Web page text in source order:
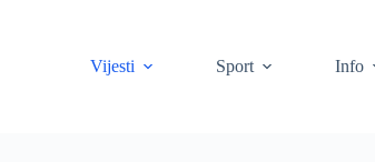
Vijesti
Sport Info